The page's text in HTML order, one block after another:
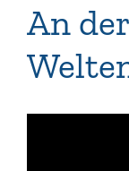
An